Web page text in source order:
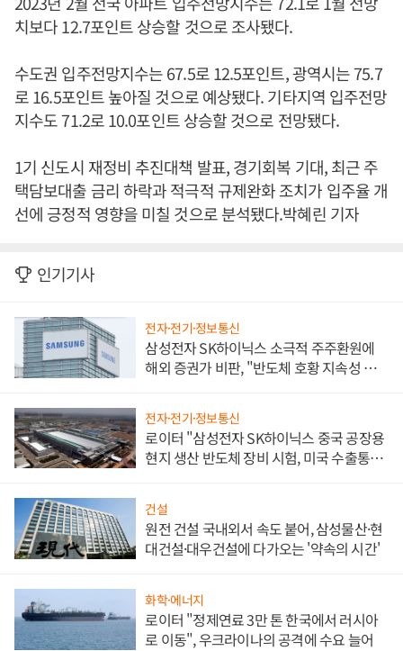
치보다 12.7포인트 상승할 것으로 조사됐다.
수도권 입주전망지수는 67.5로 12.5포인트, 광역시는 75.7
로 16.5포인트 높아질 것으로 예상됐다. 기타지역 입주전망
지수도 71.2로 10.0포인트 상승할 것으로 전망됐다.
1기 신도시 재정비 추진대책 발표, 경기회복 기대, 최근 주
택담보대출 금리 하락과 적극적 규제완화 조치가 입주율 개
선에 긍정적 영향을 미칠 것으로 분석됐다.박혜린 기자
인기기사
전자·전기·정보통신
삼성전자 SK하이닉스 소극적 주주환원에
해외 증권가 비판, "반도체 호황 지속성 의
전자·전기·정보통신
로이터 "삼성전자 SK하이닉스 중국 공장용
현지 생산 반도체 장비 시험, 미국 수출통제
건설
원전 건설 국내외서 속도 붙어, 삼성물산·현
대건설·대우건설에 다가오는 '약속의 시간'
화학·에너지
로이터 "정제연료 3만 톤 한국에서 러시아
로 이동", 우크라이나의 공격에 수요 늘어